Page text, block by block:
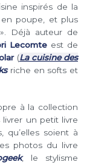
inspirés de la
poupe, et plus
Déjà auteur de
Lecomte est de
(La cuisine des
riche en softs et
à la collection
un petit livre
qu’elles soient à
photos du livre
, le stylisme